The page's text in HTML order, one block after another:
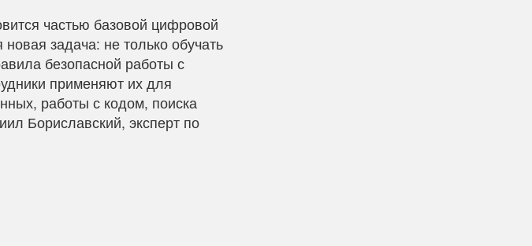
частью базовой цифровой
задача: не только обучать
безопасной работы с
применяют их для
работы с кодом, поиска
Бориславский, эксперт по